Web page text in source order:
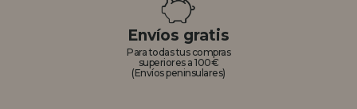
Envíos gratis
Para todas tus compras
superiores a 100€
(Envíos peninsulares)